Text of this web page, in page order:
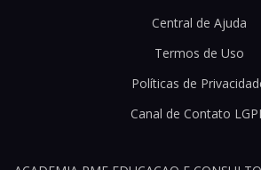
Central de Ajuda
Termos de Uso
Políticas de
Canal de Contato